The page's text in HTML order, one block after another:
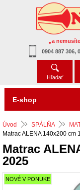
„a
0904 887 306,
Hľadať
Úvod SPÁLŇA
Matrac ALENA 140x200 cm
Matrac
2025
NOVÉ V PONUKE
E-shop